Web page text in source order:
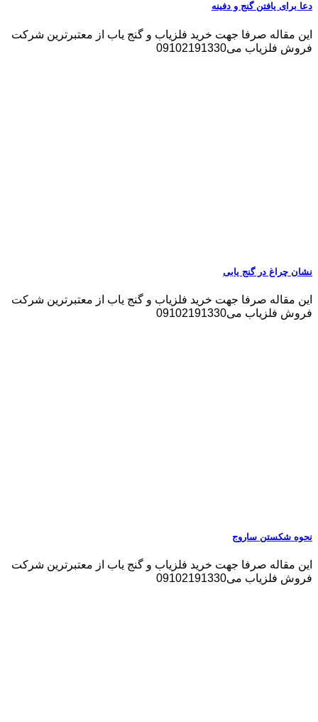
دعا برای یافتن گنج و دفینه
این مقاله صرفا جهت خرید فلزیاب و گنج یاب از معتبرترین شرکت
فروش فلزیاب می09102191330
نشان چراغ در گنج یابی
این مقاله صرفا جهت خرید فلزیاب و گنج یاب از معتبرترین شرکت
فروش فلزیاب می09102191330
نحوه شکستن ساروج
این مقاله صرفا جهت خرید فلزیاب و گنج یاب از معتبرترین شرکت
فروش فلزیاب می09102191330